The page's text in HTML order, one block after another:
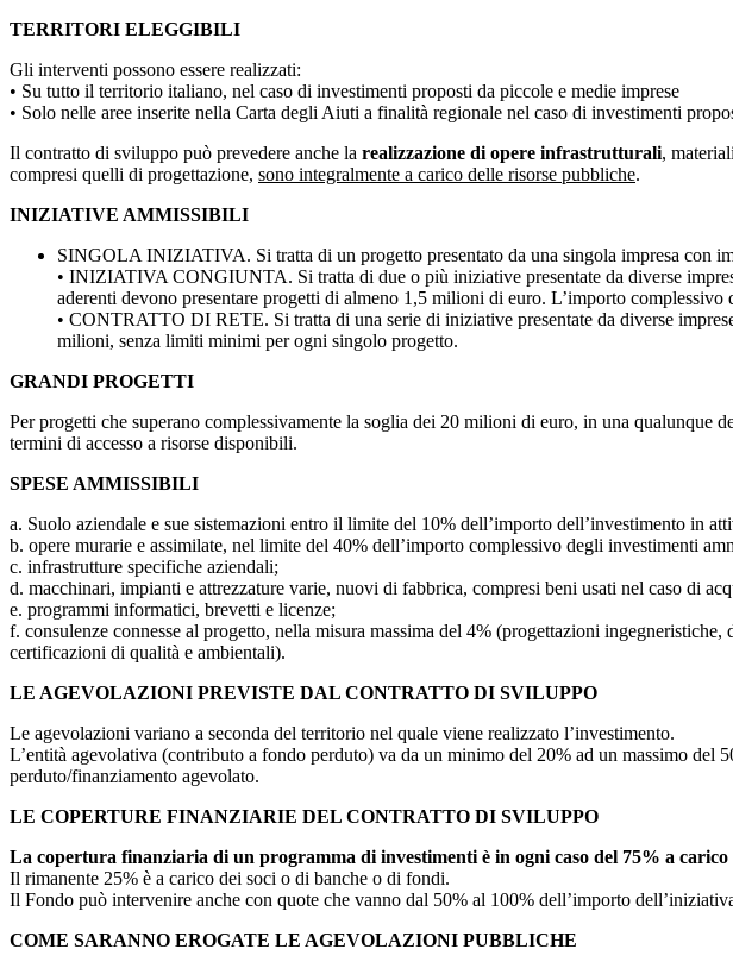
TERRITORI ELEGGIBILI
Gli interventi possono essere realizzati:
• Su tutto il territorio italiano, nel caso di investimenti proposti da piccole e medie imprese
• Solo nelle aree inserite nella Carta degli Aiuti a finalità regionale nel caso di investimenti
Il contratto di sviluppo può prevedere anche la realizzazione di opere infrastrutturali,
compresi quelli di progettazione, sono integralmente a carico delle risorse pubbliche.
INIZIATIVE AMMISSIBILI
SINGOLA INIZIATIVA. Si tratta di un progetto presentato da una singola impresa con
• INIZIATIVA CONGIUNTA. Si tratta di due o più iniziative presentate da diverse
aderenti devono presentare progetti di almeno 1,5 milioni di euro. L’importo
• CONTRATTO DI RETE. Si tratta di una serie di iniziative presentate da diverse
milioni, senza limiti minimi per ogni singolo progetto.
GRANDI PROGETTI
Per progetti che superano complessivamente la soglia dei 20 milioni di euro, in una qualunque
termini di accesso a risorse disponibili.
SPESE AMMISSIBILI
a. Suolo aziendale e sue sistemazioni entro il limite del 10% dell’importo dell’investimento in
b. opere murarie e assimilate, nel limite del 40% dell’importo complessivo degli investimenti
c. infrastrutture specifiche aziendali;
d. macchinari, impianti e attrezzature varie, nuovi di fabbrica, compresi beni usati nel caso di
e. programmi informatici, brevetti e licenze;
f. consulenze connesse al progetto, nella misura massima del 4% (progettazioni
certificazioni di qualità e ambientali).
LE AGEVOLAZIONI PREVISTE DAL CONTRATTO DI SVILUPPO
Le agevolazioni variano a seconda del territorio nel quale viene realizzato l’investimento.
L’entità agevolativa (contributo a fondo perduto) va da un minimo del 20% ad un massimo del
perduto/finanziamento agevolato.
LE COPERTURE FINANZIARIE DEL CONTRATTO DI SVILUPPO
La copertura finanziaria di un programma di investimenti è in ogni caso del 75% a carico
Il rimanente 25% è a carico dei soci o di banche o di fondi.
Il Fondo può intervenire anche con quote che vanno dal 50% al 100% dell’importo
COME SARANNO EROGATE LE AGEVOLAZIONI PUBBLICHE